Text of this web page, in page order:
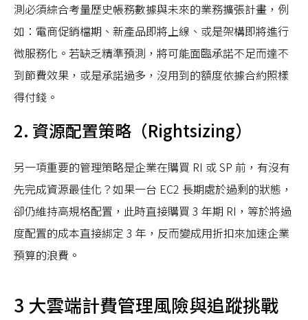
測必須綜合考量歷史帳務數據與未來的業務擴張計畫，例
如：電商促銷檔期、新產品即將上線、或是架構即將進行
微服務化。若缺乏精準預測，將可能面臨承諾不足而達不
到節費效果，或是承諾過多，沒用到的額度依據合約照樣
得付錢。
2. 資源配置策略（Rightsizing）
另一項重要的管理策略是企業在購買 RI 或 SP 前，有沒有
先完成資源最佳化？如果一台 EC2 長期處於過剩的狀態，
卻仍維持高規格配置，此時直接購買 3 年期 RI，等於將過
度配置的成本直接綁定 3 年，反而變成用折扣來加速企業
預算的浪費。
3 大雲端計費管理風險與追蹤挑戰